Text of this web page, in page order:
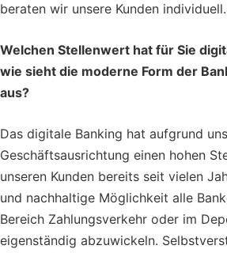
beraten wir unsere Kunden individuell.
Welchen Stellenwert hat für Sie
wie sieht die moderne Form der
aus?
Das digitale Banking hat aufgrund
Geschäftsausrichtung einen hohen
unseren Kunden bereits seit vielen
und nachhaltige Möglichkeit alle
Bereich Zahlungsverkehr oder im
eigenständig abzuwickeln.